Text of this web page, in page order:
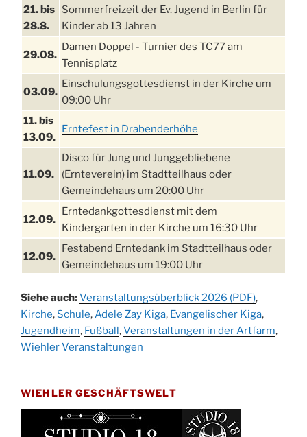
21. bis
28.8.
Sommerfreizeit der Ev. Jugend in Berlin für
Kinder ab 13 Jahren
29.08.
Damen Doppel - Turnier des TC77 am
Tennisplatz
03.09.
Einschulungsgottesdienst in der Kirche um
09:00 Uhr
11. bis
13.09.
Erntefest in Drabenderhöhe
11.09.
Disco für Jung und Junggebliebene
(Ernteverein) im Stadtteilhaus oder
Gemeindehaus um 20:00 Uhr
12.09.
Erntedankgottesdienst mit dem
Kindergarten in der Kirche um 16:30 Uhr
12.09.
Festabend Erntedank im Stadtteilhaus oder
Gemeindehaus um 19:00 Uhr
13.09.
Stadtteilhaus um 14:00 Uhr
19.09.
Schlagerabend im Stadtteilhaus
Drabenderhöhe
Kinderbibeltag im Ev. Gemeindehaus von 10-
12 Uhr
Afterwork-Andacht um 18:00 Uhr in der
Siehe auch:Veranstaltungsüberblick 2026 (PDF),
Kirche, Schule, Adele Zay Kiga, Evangelischer Kiga,
Jugendheim, Fußball,Veranstaltungen in der Artfarm,
Wiehler Veranstaltungen
WIEHLER GESCHÄFTSWELT